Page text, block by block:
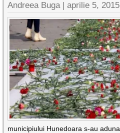
Andreea Buga |aprilie 5, 2015
municipiului Hunedoara s-au